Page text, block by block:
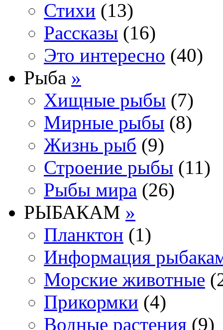
Стихи (13)
Рассказы (16)
Это интересно (40)
Рыба »
Хищные рыбы (7)
Мирные рыбы (8)
Жизнь рыб (9)
Строение рыбы (11)
Рыбы мира (26)
РЫБАКАМ »
Планктон (1)
Информация
Морские животные
Прикормки (4)
Водные растения (9)